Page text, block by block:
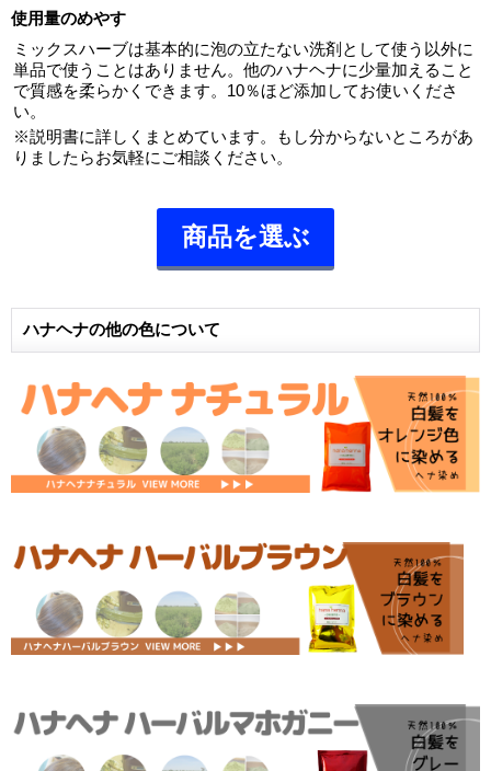
使用量のめやす
ミックスハーブは基本的に泡の立たない洗剤として使う以外に
単品で使うことはありません。他のハナヘナに少量加えること
で質感を柔らかくできます。10％ほど添加してお使いくださ
い。
※説明書に詳しくまとめています。もし分からないところがあ
りましたらお気軽にご相談ください。
商品を選ぶ
ハナヘナの他の色について